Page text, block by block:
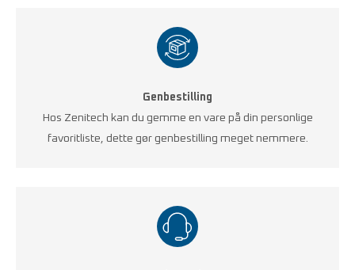
Genbestilling
Hos Zenitech kan du gemme en vare på din personlige
favoritliste, dette gør genbestilling meget nemmere.